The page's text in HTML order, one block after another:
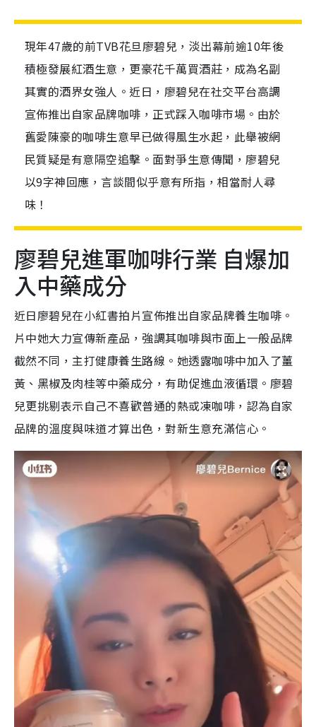
現年47歲的前TVB花旦廖碧兒，淡出幕前逾10年後
積極發展紅酒生意，更豪花千萬買酒莊，成為名副
其實的酒界女強人。近日，廖碧兒在社交平台高調
宣佈推出自家品牌咖啡，正式踩入咖啡市場。由於
舊愛陳豪的咖啡生意早已做得風生水起，此舉被網
民質疑是有意隔空追擊。面對爭生意傳聞，廖碧兒
以9字神回應，言談間似乎意有所指，相當耐人尋
味！
廖碧兒進軍咖啡行業 自爆加
入中藥成分
近日廖碧兒在小紅書拍片宣佈推出自家品牌養生咖啡。
片中她大力宣傳新產品，強調其咖啡與市面上一般品牌
截然不同，主打健康養生路線。她透露咖啡中加入了薑
黃、黑椒及肉桂等中藥成分，有助促進血液循環。廖碧
兒更挑剔表示自己不喜歡普通的熱或凍咖啡，認為自家
品牌的溫度與味道才算出色，對新生意充滿信心。